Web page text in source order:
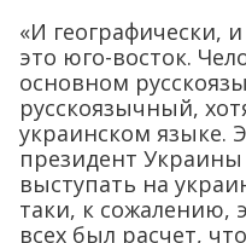
«И географически,
это юго-восток.
основном
русскоязычный,
украинском языке.
президент
выступать на
таки, к сожалению,
всех был расчет,